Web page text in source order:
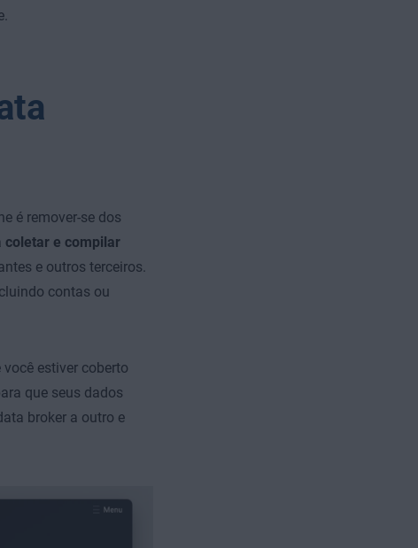
é remover-se dos
coletar e compilar
e outros terceiros.
contas ou
estiver coberto
que seus dados
broker a outro e